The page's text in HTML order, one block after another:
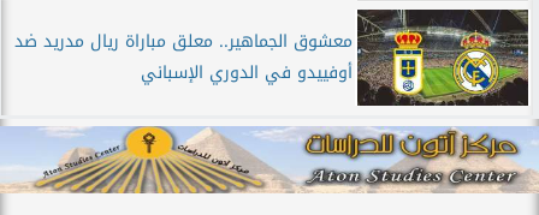
معشوق الجماهير.. معلق مباراة ريال مدريد ضد
أوفييدو في الدوري الإسباني